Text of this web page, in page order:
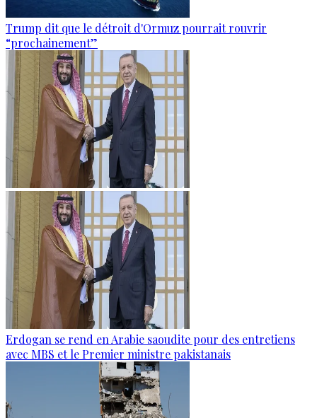
Trump dit que le détroit d'Ormuz pourrait rouvrir
“prochainement”
Erdogan se rend en Arabie saoudite pour des entretiens
avec MBS et le Premier ministre pakistanais